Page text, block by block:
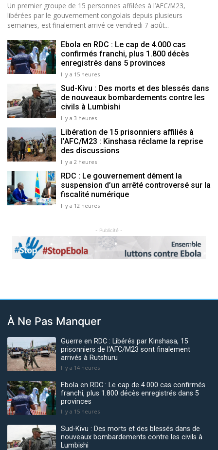
Un premier groupe de 15 personnes affilées à l’AFC/M23,
libérées par le gouvernement congolais depuis plusieurs
semaines, est finalement arrivé ce vendredi 7 août...
Ebola en RDC : Le cap de 4.000 cas
confirmés franchi, plus 1.800 décès
enregistrés dans 5 provinces
Il y a 15 heures
Sud-Kivu : Des morts et des blessés dans
de nouveaux bombardements contre les
civils à Lumbishi
Il y a 3 heures
Libération de 15 prisonniers affiliés à
l’AFC/M23 : Kinshasa réclame la reprise
des discussions
Il y a 2 heures
RDC : Le gouvernement dément la
suspension d’un arrêté controversé sur la
fiscalité numérique
Il y a 12 heures
- Publicité -
Previous Next
À Ne Pas Manquer
Guerre en RDC : Libérés par Kinshasa, 15
prisonniers de l'AFC/M23 sont finalement
arrivés à Rutshuru
Il y a 14 heures
Ebola en RDC : Le cap de 4.000 cas confirmés
franchi, plus 1.800 décès enregistrés dans 5
provinces
Il y a 15 heures
Sud-Kivu : Des morts et des blessés dans de
nouveaux bombardements contre les civils à
Lumbishi